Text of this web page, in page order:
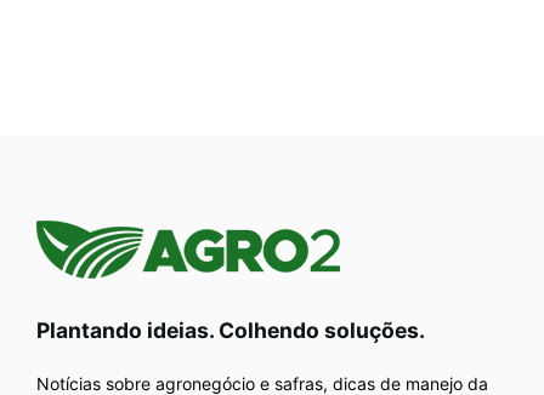
Plantando ideias. Colhendo soluções.
Notícias sobre agronegócio e safras, dicas de manejo da